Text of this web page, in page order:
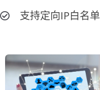
支持定向IP白名单